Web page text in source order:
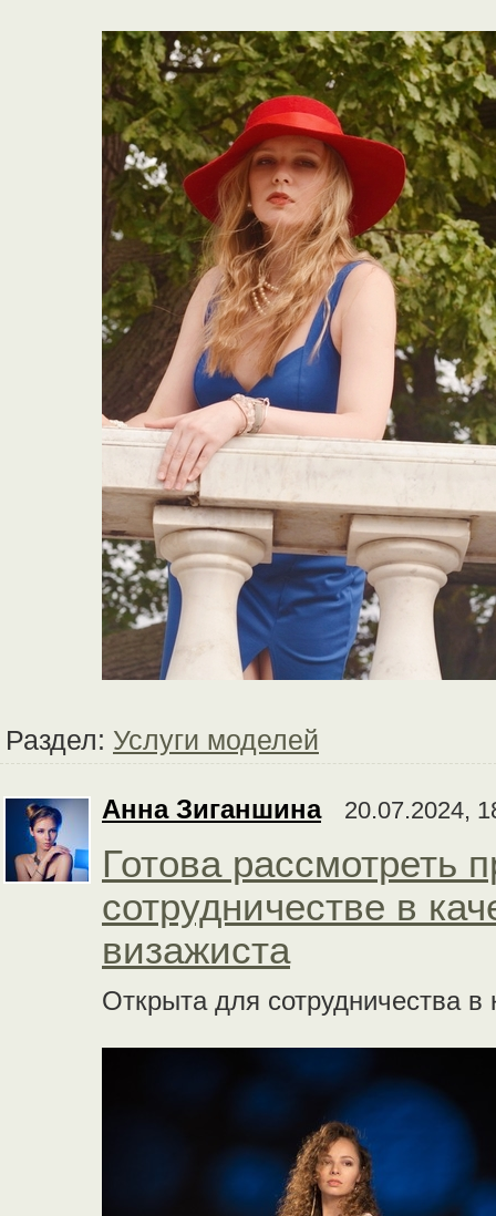
Раздел: Услуги моделей
Анна Зиганшина 20.07.2024,
Готова рассмотреть
сотрудничестве в
визажиста
Открыта для сотрудничества в